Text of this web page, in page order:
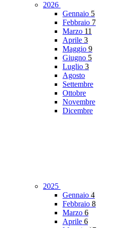
2026
Gennaio 5
Febbraio 7
Marzo 11
Aprile 3
Maggio 9
Giugno 5
Luglio 3
Agosto
Settembre
Ottobre
Novembre
Dicembre
2025
Gennaio 4
Febbraio 8
Marzo 6
Aprile 6